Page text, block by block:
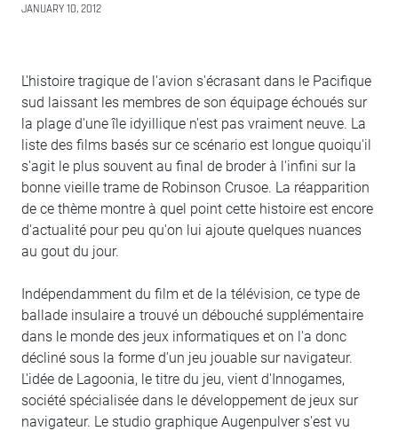
JANUARY 10, 2012
L'histoire tragique de l'avion s'écrasant dans le Pacifique
sud laissant les membres de son équipage échoués sur
la plage d'une île idyillique n'est pas vraiment neuve. La
liste des films basés sur ce scénario est longue quoiqu'il
s'agit le plus souvent au final de broder à l'infini sur la
bonne vieille trame de Robinson Crusoe. La réapparition
de ce thème montre à quel point cette histoire est encore
d'actualité pour peu qu'on lui ajoute quelques nuances
au gout du jour.
Indépendamment du film et de la télévision, ce type de
ballade insulaire a trouvé un débouché supplémentaire
dans le monde des jeux informatiques et on l'a donc
décliné sous la forme d'un jeu jouable sur navigateur.
L'idée de Lagoonia, le titre du jeu, vient d'Innogames,
société spécialisée dans le développement de jeux sur
navigateur. Le studio graphique Augenpulver s'est vu